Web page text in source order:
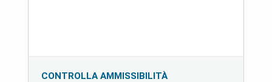
CONTROLLA AMMISSIBILITÀ